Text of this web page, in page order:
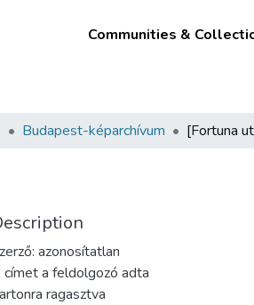
Communities &
Budapest-képarchívum [Fortuna
azonosítatlan
címet a feldolgozó adta
ragasztva